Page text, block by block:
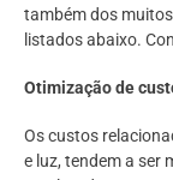
também dos
listados abaixo.
Otimização de
Os custos
e luz, tendem a ser